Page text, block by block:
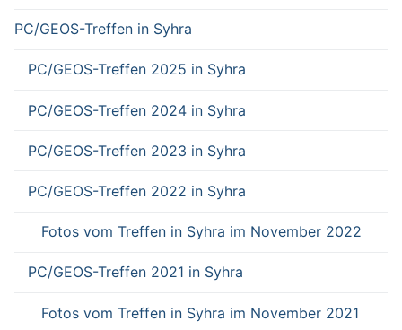
PC/GEOS-Treffen in Syhra
PC/GEOS-Treffen 2025 in Syhra
PC/GEOS-Treffen 2024 in Syhra
PC/GEOS-Treffen 2023 in Syhra
PC/GEOS-Treffen 2022 in Syhra
Fotos vom Treffen in Syhra im November 2022
PC/GEOS-Treffen 2021 in Syhra
Fotos vom Treffen in Syhra im November 2021